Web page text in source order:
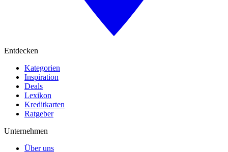
Entdecken
Kategorien
Inspiration
Deals
Lexikon
Kreditkarten
Ratgeber
Unternehmen
Über uns